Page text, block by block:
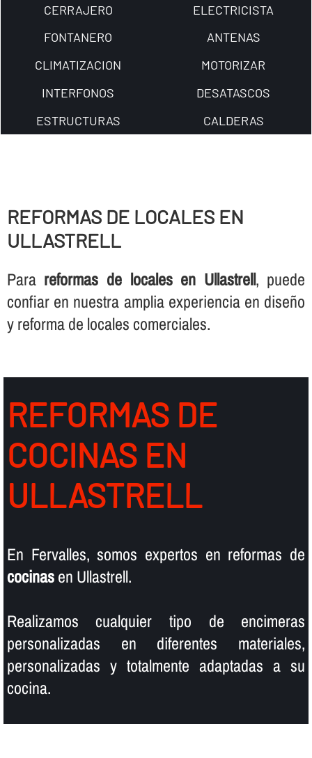
CERRAJERO
ELECTRICISTA
FONTANERO
ANTENAS
CLIMATIZACION
MOTORIZAR
INTERFONOS
DESATASCOS
ESTRUCTURAS
CALDERAS
REFORMAS DE LOCALES EN
ULLASTRELL
Para reformas de locales en Ullastrell, puede
confiar en nuestra amplia experiencia en diseño
y reforma de locales comerciales.
REFORMAS DE
COCINAS EN
ULLASTRELL
En Fervalles, somos expertos en reformas de
cocinasen Ullastrell.
Realizamos cualquier tipo de encimeras
personalizadas en diferentes materiales,
personalizadas y totalmente adaptadas a su
cocina.